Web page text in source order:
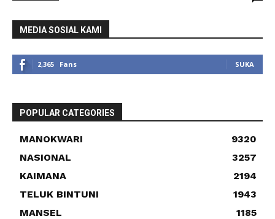
MEDIA SOSIAL KAMI
2,365 Fans SUKA
POPULAR CATEGORIES
MANOKWARI
9320
NASIONAL
3257
KAIMANA
2194
TELUK BINTUNI
1943
MANSEL
1185